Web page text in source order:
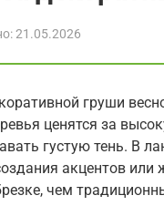
21.05.2026
груши
ценятся за
густую тень. В
акцентов
чем